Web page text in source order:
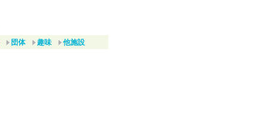
団体 趣味 他施設